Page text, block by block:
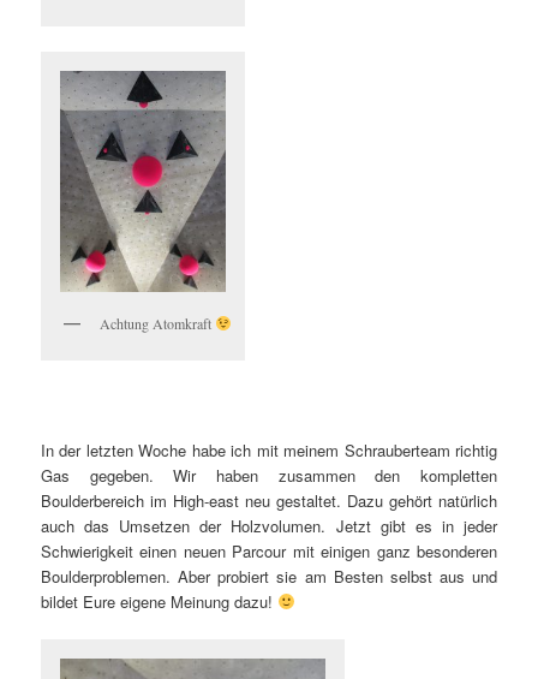
Achtung Atomkraft
In der letzten Woche habe ich mit meinem Schrauberteam richtig
Gas gegeben. Wir haben zusammen den kompletten
Boulderbereich im High-east neu gestaltet. Dazu gehört natürlich
auch das Umsetzen der Holzvolumen. Jetzt gibt es in jeder
Schwierigkeit einen neuen Parcour mit einigen ganz besonderen
Boulderproblemen. Aber probiert sie am Besten selbst aus und
bildet Eure eigene Meinung dazu!